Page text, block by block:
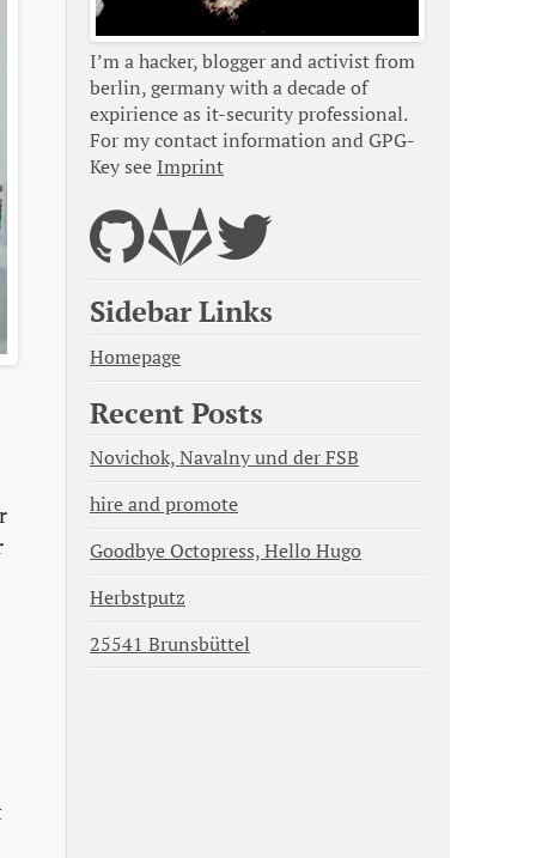
I’m a hacker, blogger and activist from
berlin, germany with a decade of
expirience as it-security professional.
For my contact information and GPG-
Key see Imprint
Sidebar Links
Homepage
Recent Posts
Novichok, Navalny und der FSB
hire and promote
Goodbye Octopress, Hello Hugo
Herbstputz
25541 Brunsbüttel